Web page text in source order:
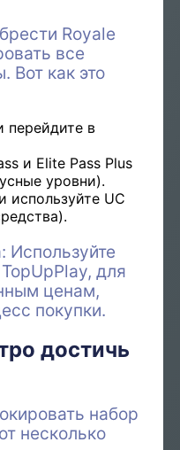
Royale
все
Вот как это
перейдите в
и Elite Pass Plus
уровни).
используйте UC
Используйте
для
ценам,
покупки.
достичь
набор
несколько